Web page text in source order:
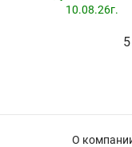
10.08.26г.
О